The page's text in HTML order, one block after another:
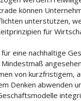
können
unterstützen,
für
eine nachhaltige
von kurzfristigem,
Denken abwenden